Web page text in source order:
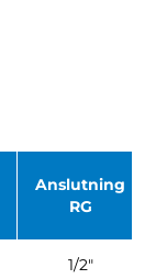
Anslutning
RG
1/2"